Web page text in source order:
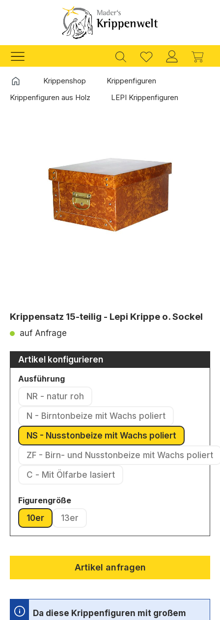
Zum Hauptinhalt springen
StartseiteKrippenshop
Krippenfiguren
Krippenfiguren aus Holz
LEPI Krippenfiguren
Krippensatz 15-teilig - Lepi Krippe o. Sockel
auf Anfrage
Artikel konfigurieren
Ausführungauswählen
NR - natur roh
(Diese Option ist zurzeit nicht verfügbar.)
N - Birntonbeize mit Wachs poliert
(Diese Option ist zurzeit nicht
NS - Nusstonbeize mit Wachs poliert
(Diese Option ist zurzeit nicht
ZF - Birn- und Nusstonbeize mit Wachs poliert
(Diese Option ist zurzeit
C - Mit Ölfarbe lasiert
(Diese Option ist zurzeit nicht verfügbar.)
Figurengrößeauswählen
10er
(Diese Option ist zurzeit nicht verfügbar.)
13er
(Diese Option ist zurzeit nicht verfügbar.)
Artikel anfragen
Da diese Krippenfiguren mit großem